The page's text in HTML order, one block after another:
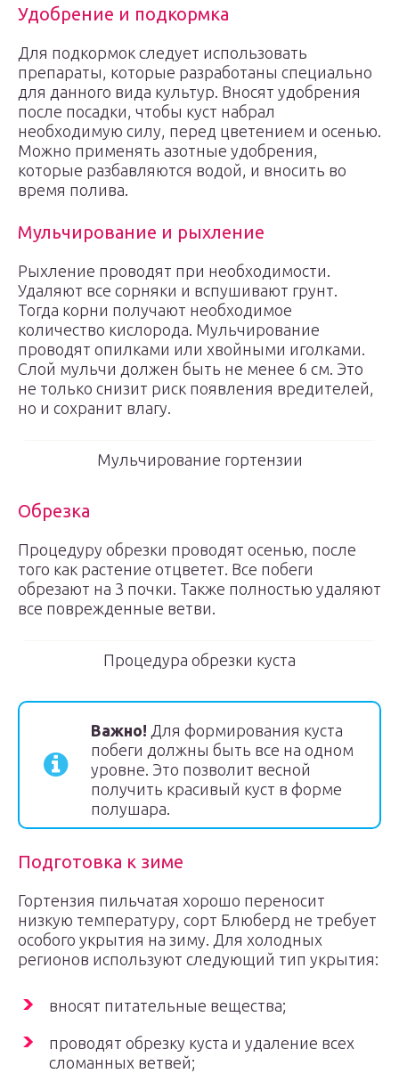
Удобрение и подкормка
Для подкормок следует использовать
препараты, которые разработаны специально
для данного вида культур. Вносят удобрения
после посадки, чтобы куст набрал
необходимую силу, перед цветением и осенью.
Можно применять азотные удобрения,
которые разбавляются водой, и вносить во
время полива.
Мульчирование и рыхление
Рыхление проводят при необходимости.
Удаляют все сорняки и вспушивают грунт.
Тогда корни получают необходимое
количество кислорода. Мульчирование
проводят опилками или хвойными иголками.
Слой мульчи должен быть не менее 6 см. Это
не только снизит риск появления вредителей,
но и сохранит влагу.
Мульчирование гортензии
Обрезка
Процедуру обрезки проводят осенью, после
того как растение отцветет. Все побеги
обрезают на 3 почки. Также полностью удаляют
все поврежденные ветви.
Процедура обрезки куста
Важно! Для формирования куста
побеги должны быть все на одном
уровне. Это позволит весной
получить красивый куст в форме
полушара.
Подготовка к зиме
Гортензия пильчатая хорошо переносит
низкую температуру, сорт Блюберд не требует
особого укрытия на зиму. Для холодных
регионов используют следующий тип укрытия:
вносят питательные вещества;
проводят обрезку куста и удаление всех
сломанных ветвей;